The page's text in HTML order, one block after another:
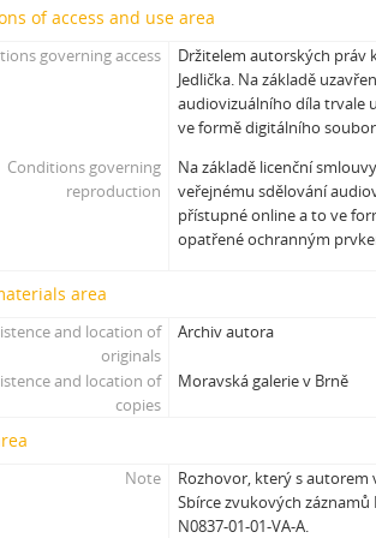
[Subseries] Našla v lese
[Subseries] Karamel je cukr, co už se neuzdraví
[Subseries] Konec jedince
[Subseries] Turista
[Subseries] Dům daleko
[Subseries] Bosákové hody
[Subseries] Suchá u Nejdku
[Subseries] Zkušebna v Argentinské
[Subseries] Hanibalova svatba
[Subseries] Klukovice, Bondy
[Subseries] Psychodrama
[Subseries] Mumlava
[Subseries] Zívrovy Prachovské skály
of access and use area
governing access
Držitelem autorských práv
Jedlička. Na základě
audiovizuálního díla trvale
ve formě digitálního
Conditions governing
reproduction
Na základě licenční
veřejnému sdělování
přístupné online a to ve
opatřené ochranným
area
and location of
originals
Archiv autora
and location of
copies
Moravská galerie v Brně
Note
Rozhovor, který s autorem
Sbírce zvukových
N0837-01-01-VA-A.